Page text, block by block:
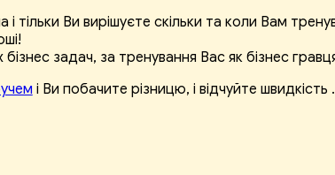
тільки Ви вирішуєте скільки та коли Вам
задач, за тренування Вас як бізнес
і Ви побачите різницю, і відчуйте швидкість